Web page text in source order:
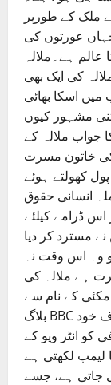
ملک کے طورپر
عورتوں کی
ہے۔ملالہ
کی ایک بھی
اسکا بھائی
مشہور کیوں
جواب ملالہ کے
خاتون مسرت
کھولتے ہوئے
حملہ انسانی حقوق
اس ڈرامے کیلئے
مسترد کر دیا
وہ اس وقت نہ
ہے ملالہ کی
مکئی کے نام سے
بلاگ BBC کاعبدالحئی کاکڑ لکھتا ہے جسکا اعتراف خود
کو انٹر ویو کے
لیمب لکھتی ہے
جاتی ہے، جسے